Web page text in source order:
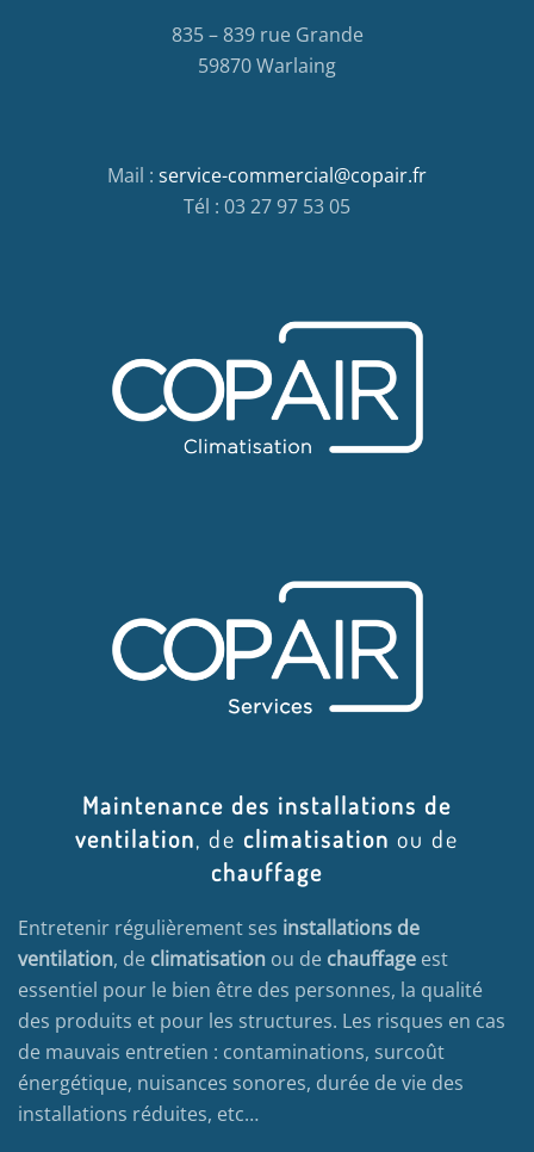
835 – 839 rue Grande
59870 Warlaing
Mail : service-commercial@copair.fr
Tél : 03 27 97 53 05
Maintenance des installations de
ventilation, de climatisation ou de
chauffage
Entretenir régulièrement ses installations de
ventilation, de climatisation ou de chauffage est
essentiel pour le bien être des personnes, la qualité
des produits et pour les structures. Les risques en cas
de mauvais entretien : contaminations, surcoût
énergétique, nuisances sonores, durée de vie des
installations réduites, etc…